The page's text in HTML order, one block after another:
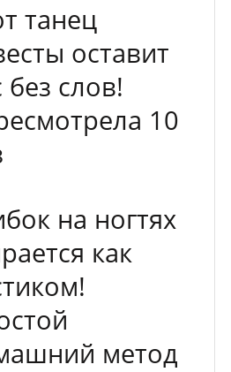
танец
оставит
без слов!
10
на ногтях
как
метод